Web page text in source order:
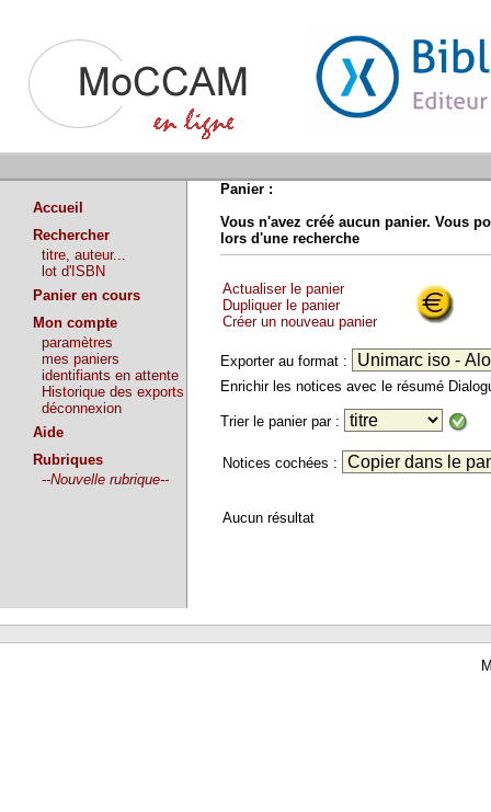
Accueil
Rechercher
titre, auteur...
lot d'ISBN
Panier en cours
Mon compte
paramètres
mes paniers
identifiants en attente
Historique des exports
déconnexion
Aide
Rubriques
--Nouvelle rubrique--
Panier :
Vous n'avez créé aucun panier. Vous
lors d'une recherche
Actualiser le panier
Dupliquer le panier
Créer un nouveau panier
Exporter au format :
Enrichir les notices avec le résumé
Trier le panier par :
Notices cochées :
Aucun résultat